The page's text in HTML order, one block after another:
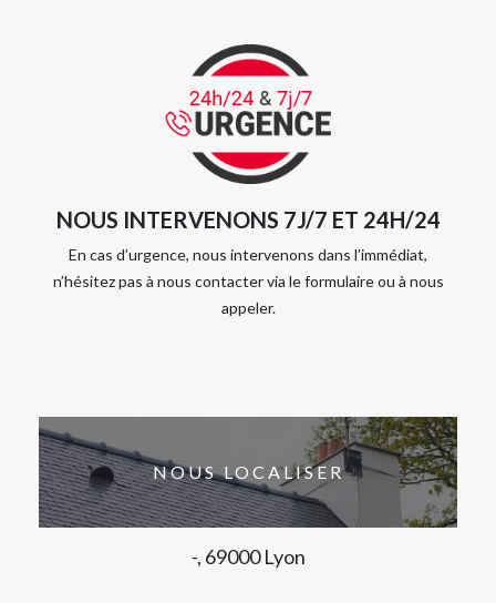
NOUS INTERVENONS 7J/7 ET 24H/24
En cas d’urgence, nous intervenons dans l’immédiat,
n’hésitez pas à nous contacter via le formulaire ou à nous
appeler.
NOUS LOCALISER
-, 69000 Lyon